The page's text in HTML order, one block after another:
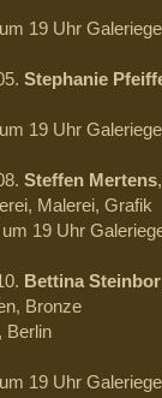
19 Uhr
Stephanie
19 Uhr
Steffen Mertens
Malerei, Grafik
um 19 Uhr
Bettina
Bronze
Berlin
19 Uhr